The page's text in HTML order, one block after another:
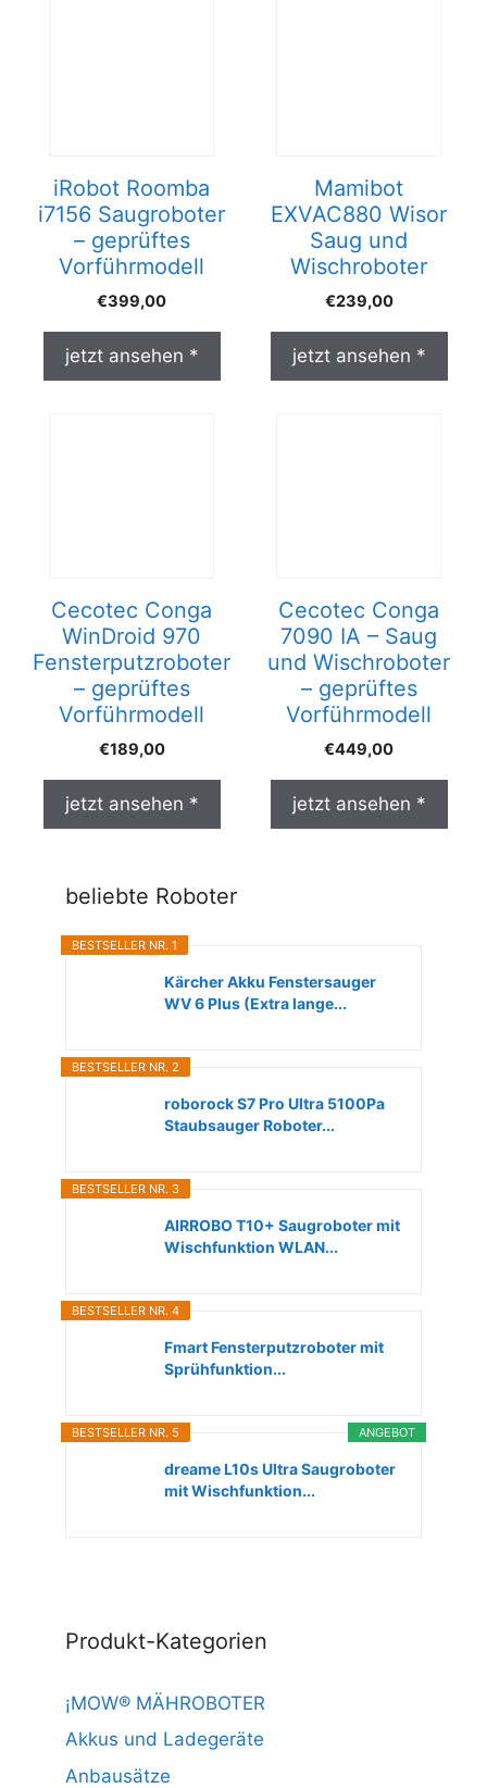
iRobot Roomba
i7156 Saugroboter
– geprüftes
Vorführmodell
€399,00
jetzt ansehen *
Mamibot
EXVAC880 Wisor
Saug und
Wischroboter
€239,00
jetzt ansehen *
Cecotec Conga
WinDroid 970
Fensterputzroboter
– geprüftes
Vorführmodell
€189,00
jetzt ansehen *
Cecotec Conga
7090 IA – Saug
und Wischroboter
– geprüftes
Vorführmodell
€449,00
jetzt ansehen *
beliebte Roboter
BESTSELLER NR. 1
Kärcher Akku Fenstersauger
WV 6 Plus (Extra lange...
BESTSELLER NR. 2
roborock S7 Pro Ultra 5100Pa
Staubsauger Roboter...
BESTSELLER NR. 3
AIRROBO T10+ Saugroboter mit
Wischfunktion WLAN...
BESTSELLER NR. 4
Fmart Fensterputzroboter mit
Sprühfunktion...
ANGEBOT
BESTSELLER NR. 5
dreame L10s Ultra Saugroboter
mit Wischfunktion...
Produkt-Kategorien
¡MOW® MÄHROBOTER
Akkus und Ladegeräte
Anbausätze